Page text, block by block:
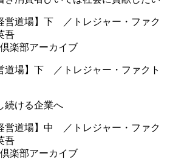
楽部アーカイブ
道場】下 ／トレジャー・ファクト
続ける企業へ
楽部アーカイブ